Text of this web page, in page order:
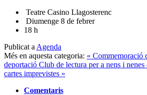
Teatre Casino Llagosterenc
Diumenge 8 de febrer
18 h
Publicat a Agenda
Més en aquesta categoria: « Commemoració
deportació Club de lectura per a nens i
cartes imprevistes »
Comentaris